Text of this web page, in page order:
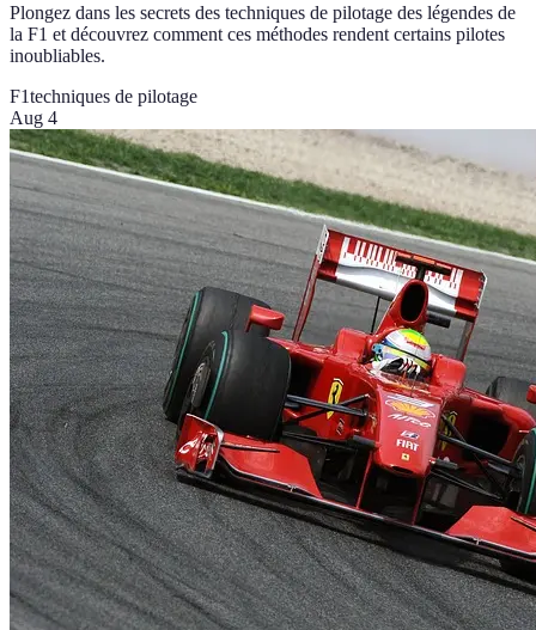
Plongez dans les secrets des techniques de pilotage des légendes de
la F1 et découvrez comment ces méthodes rendent certains pilotes
inoubliables.
F1techniques de pilotage
Aug 4